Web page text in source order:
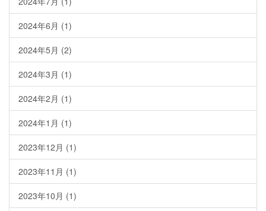
2024年6月 (1)
2024年5月 (2)
2024年3月 (1)
2024年2月 (1)
2024年1月 (1)
2023年12月 (1)
2023年11月 (1)
2023年10月 (1)